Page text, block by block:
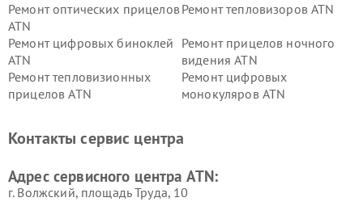
Ремонт оптических прицелов
ATN
Ремонт тепловизоров ATN
Ремонт цифровых биноклей
ATN
Ремонт прицелов ночного
видения ATN
Ремонт тепловизионных
прицелов ATN
Ремонт цифровых
монокуляров ATN
Контакты сервис центра
Адрес сервисного центра ATN:
г. Волжский, площадь Труда, 10